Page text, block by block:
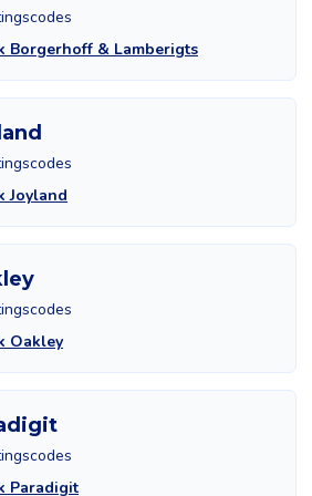
Borgerhoff & Lamberigts
Joyland
Oakley
Paradigit